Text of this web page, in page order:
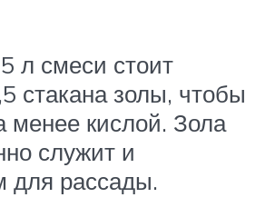
л смеси стоит
стакана золы, чтобы
менее кислой. Зола
служит и
для рассады.